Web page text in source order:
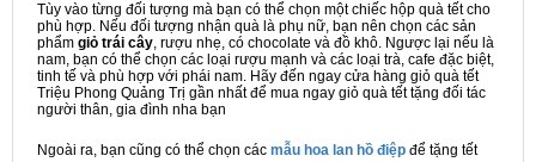
Tùy vào từng đối tượng mà bạn có thể chọn một chiếc hộp quà tết cho
phù hợp. Nếu đối tượng nhận quà là phụ nữ, bạn nên chọn các sản
phẩm giỏ trái cây, rượu nhẹ, có chocolate và đồ khô. Ngược lại nếu là
nam, bạn có thể chọn các loại rượu mạnh và các loại trà, cafe đặc biệt,
tinh tế và phù hợp với phái nam. Hãy đến ngay cửa hàng giỏ quà tết
Triệu Phong Quảng Trị gần nhất để mua ngay giỏ quà tết tặng đối tác
người thân, gia đình nha bạn
Ngoài ra, bạn cũng có thể chọn các mẫu hoa lan hồ điệp để tặng tết